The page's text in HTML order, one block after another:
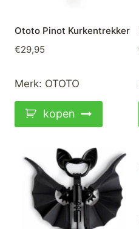
Ototo Pinot Kurkentrekker
€29,95
Merk: OTOTO
kopen